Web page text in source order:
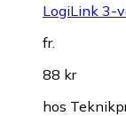
LogiLink 3-
fr.
88 kr
hos